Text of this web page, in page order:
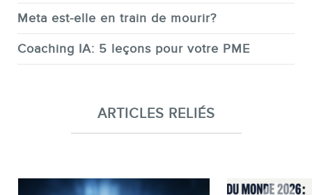
Meta est-elle en train de mourir?
Coaching IA: 5 leçons pour votre PME
ARTICLES RELIÉS